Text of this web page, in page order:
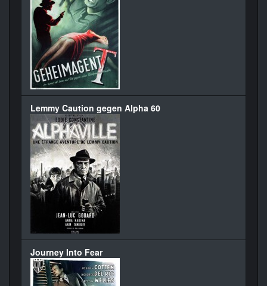
Lemmy Caution gegen Alpha 60
Journey Into Fear